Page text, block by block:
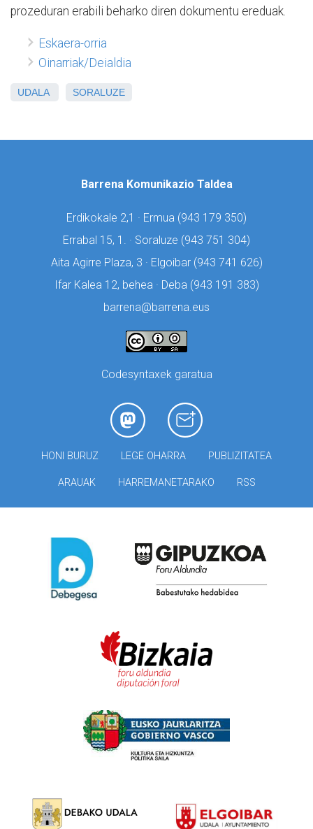
prozeduran erabili beharko diren dokumentu ereduak.
Eskaera-orria
Oinarriak/Deialdia
UDALA SORALUZE
Barrena Komunikazio Taldea
Erdikokale 2,1 · Ermua (943 179 350)
Errabal 15, 1. · Soraluze (943 751 304)
Aita Agirre Plaza, 3 · Elgoibar (943 741 626)
Ifar Kalea 12, behea · Deba (943 191 383)
barrena@barrena.eus
Codesyntaxek garatua
HONI BURUZ LEGE OHARRA PUBLIZITATEA
ARAUAK HARREMANETARAKO RSS